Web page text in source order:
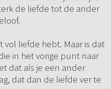
de liefde tot de ander
vol liefde hebt. Maar is dat
in het vorige punt naar
dat als je een ander
dat dan de liefde ver te